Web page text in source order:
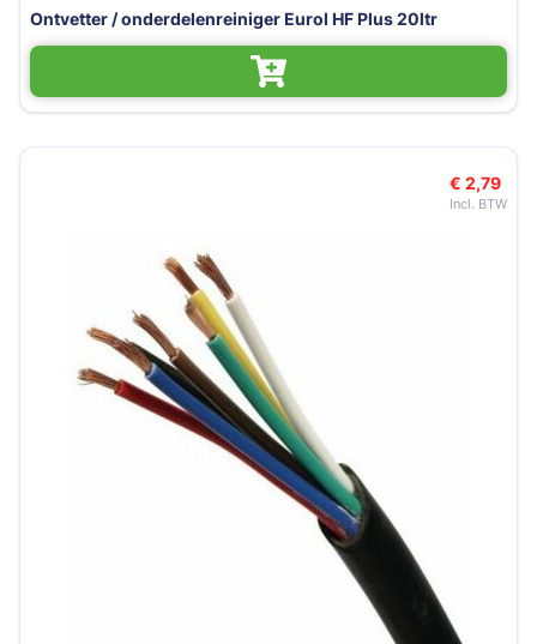
Ontvetter / onderdelenreiniger Eurol HF Plus 20ltr
€ 2,79